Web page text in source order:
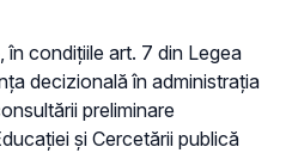
condiţiile art. 7 din Legea
decizională în administraţia
preliminare
și Cercetării publică